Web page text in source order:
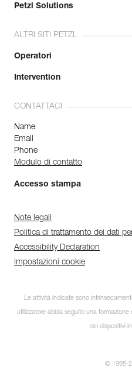
Petzl Solutions
ALTRI SITI PETZL
Operatori
Intervention
CONTATTACI
Name
Email
Phone
Modulo di contatto
Accesso stampa
Note legali
Politica di trattamento dei dati
Accessibility Declaration
Impostazioni cookie
Le attività indicate sono
utilizzatore abbia seguito una
dei dispositivi
© 1995-